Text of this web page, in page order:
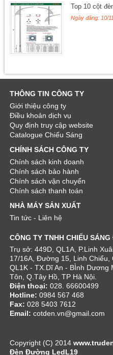
Top 10 cột
Ngày đăng: 10/
THÔNG TIN CÔNG TY
Giới thiệu công ty
Điều khoản dịch vụ
Quy định truy cập website
Catalogue Chiếu Sáng
CHÍNH SÁCH CÔNG TY
Chính sách kinh doanh
Chính sách bảo hành
Chính sách vận chuyển
Chính sách thanh toán
NHÀ MÁY SẢN XUẤT
Tin tức - Liên hệ
CÔNG TY TNHH CHIẾU
Trụ sở: 449D, QL1A, P.Linh
17/16A, Đường 15, Linh
QL1K - TX.Dĩ An - BÌnh Dương
Tôn, Q.Tây Hồ, TP Hà Nội.
Điện thoại: 028. 66600499
Hotline: 0984 567 468
Fax: 028 5403 7612
Email: cotden.vn@gmail.com
Copyright (C) 2014
Đèn Đường LedL19